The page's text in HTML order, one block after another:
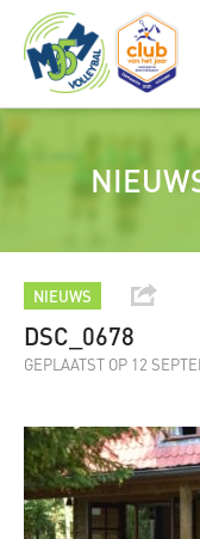
NIEUWS
DSC_0678
GEPLAATST OP 12